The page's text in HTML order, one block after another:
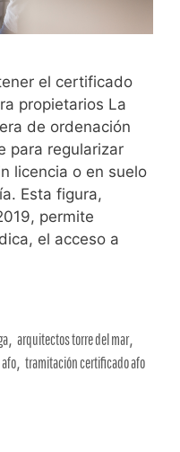
el certificado
propietarios La
de ordenación
para regularizar
licencia o en suelo
Esta figura,
permite
el acceso a
,arquitectos torre del mar,
, tramitación certificado afo